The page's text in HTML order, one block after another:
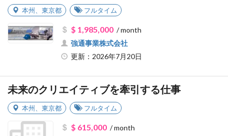
本州 東京都 フルタイム
$ 1,985,000/ month
強通事業株式会社
更新：2026年7月20日
未来のクリエイティブを牽引する仕事
本州 東京都 フルタイム
$ 615,000/ month